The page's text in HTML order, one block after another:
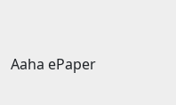
Aaha ePaper